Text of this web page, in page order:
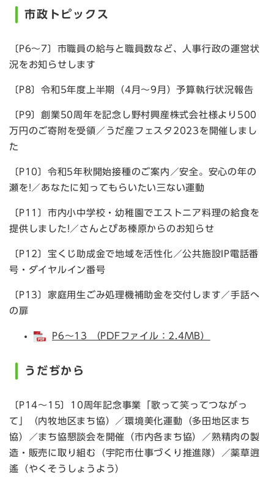
市政トピックス
〔P6～7〕市職員の給与と職員数など、人事行政の運営状
況をお知らせします
〔P8〕令和5年度上半期（4月～9月）予算執行状況報告
〔P9〕創業50周年を記念し野村興産株式会社様より500
万円のご寄附を受領／うだ産フェスタ2023を開催しまし
た
〔P10〕令和5年秋開始接種のご案内／安全。安心の年の
瀬を!／あなたに知ってもらいたい三ない運動
〔P11〕市内小中学校・幼稚園でエストニア料理の給食を
提供しました!／さんとぴあ榛原からのお知らせ
〔P12〕宝くじ助成金で地域を活性化／公共施設IP電話番
号・ダイヤルイン番号
〔P13〕家庭用生ごみ処理機補助金を交付します／手話へ
の扉
P6～13 （PDFファイル：2.4MB）
うだぢから
〔P14～15〕10周年記念事業「歌って笑ってつながっ
て」（内牧地区まち協）／環境美化運動（多田地区まち
協）／まち協懇談会を開催（市内各まち協）／熟精肉の製
造・販売に取り組む（宇陀市仕事づくり推進隊）／薬草逍
遙（やくそうしょうよう）